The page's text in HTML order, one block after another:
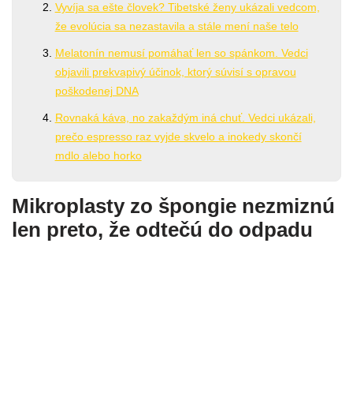
Vyvíja sa ešte človek? Tibetské ženy ukázali vedcom,
že evolúcia sa nezastavila a stále mení naše telo
Melatonín nemusí pomáhať len so spánkom. Vedci
objavili prekvapivý účinok, ktorý súvisí s opravou
poškodenej DNA
Rovnaká káva, no zakaždým iná chuť. Vedci ukázali,
prečo espresso raz vyjde skvelo a inokedy skončí
mdlo alebo horko
Mikroplasty zo špongie nezmiznú
len preto, že odtečú do odpadu